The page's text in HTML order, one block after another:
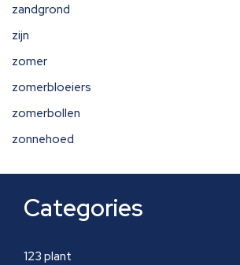
zandgrond
zijn
zomer
zomerbloeiers
zomerbollen
zonnehoed
Categories
123 plant